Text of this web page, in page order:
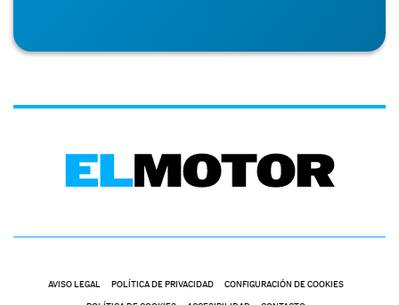
AVISO LEGAL POLÍTICA DE PRIVACIDAD CONFIGURACIÓN DE COOKIES